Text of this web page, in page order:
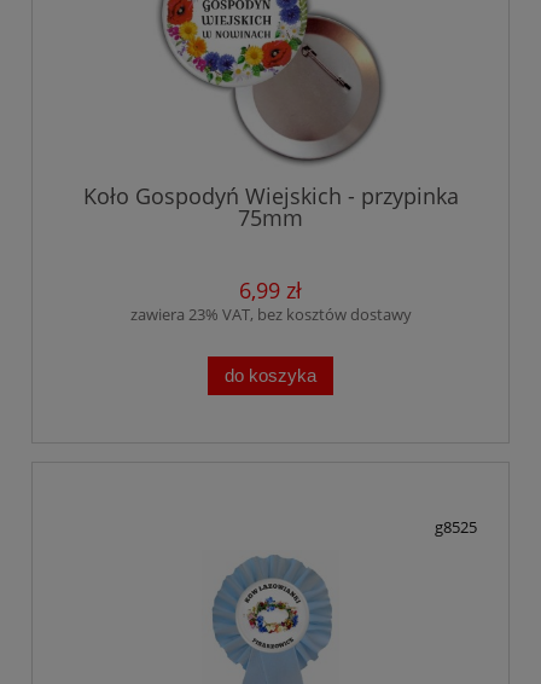
Koło Gospodyń Wiejskich - przypinka
75mm
6,99 zł
zawiera 23% VAT, bez kosztów dostawy
do koszyka
g8525